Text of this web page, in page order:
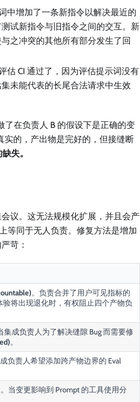
中增加了一条新指令以解决最近的
试新指令与旧指令之间的交互。新
之冲突的其他所有部分发生了回
估 CI 通过了，因为评估提示词没有
未能代表的长尾合法请求中生效
了在负责人 B 的假设下是正确的变
实的，产出物是完好的，但接缝断
失。
议。这无法规模化扩展，并且会产
等同于无人负责。修复方法是增加
苛：
。负责合并了用户可见指标的
将出现退化时，有权阻止四个产物负
集成负责人为了解决缝隙 Bug 而需要修
。
负责人希望添加跨产物边界的 Eval
。当变更影响到 Prompt 的工具使用分